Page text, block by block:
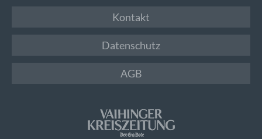
Kontakt
Datenschutz
AGB